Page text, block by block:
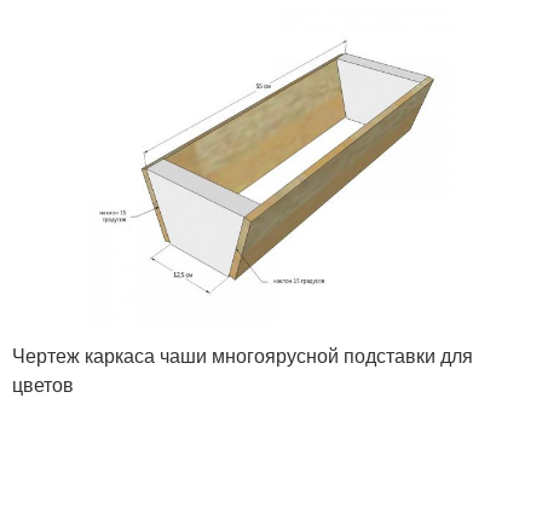
Чертеж каркаса чаши многоярусной подставки для
цветов